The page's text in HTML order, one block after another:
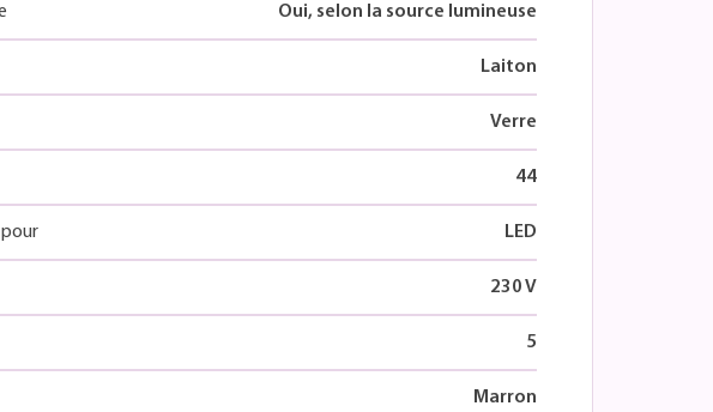
Oui, selon la source lumineuse
Laiton
Verre
44
LED
230 V
5
Marron